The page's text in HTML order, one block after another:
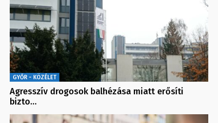
GYŐR - KÖZÉLET
Agresszív drogosok balhézása miatt erősíti
bizto…